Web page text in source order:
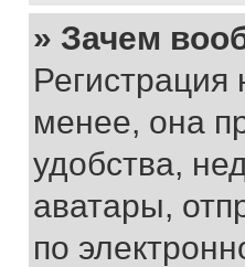
» Зачем
менее, она
удобства,
аватары,
по